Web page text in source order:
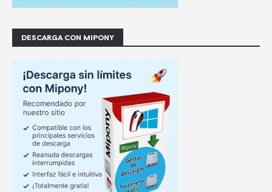
DESCARGA CON MIPONY